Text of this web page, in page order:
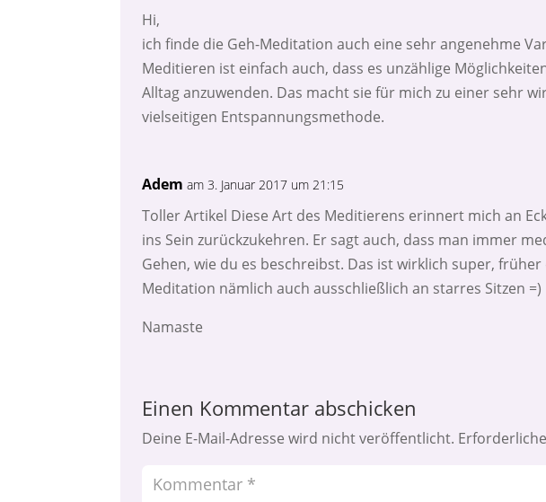
Hi,
ich finde die Geh-Meditation auch eine sehr angenehme
Meditieren ist einfach auch, dass es unzählige
Alltag anzuwenden. Das macht sie für mich zu einer sehr
vielseitigen Entspannungsmethode.
Adem am 3. Januar 2017 um 21:15
Toller Artikel Diese Art des Meditierens erinnert mich an
ins Sein zurückzukehren. Er sagt auch, dass man immer
Gehen, wie du es beschreibst. Das ist wirklich super,
Meditation nämlich auch ausschließlich an starres Sitzen =)
Namaste
Einen Kommentar abschicken
Deine E-Mail-Adresse wird nicht veröffentlicht.